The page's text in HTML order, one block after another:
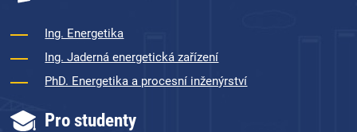
Ing. Energetika
Ing. Jaderná energetická zařízení
PhD. Energetika a procesní inženýrství
Pro studenty